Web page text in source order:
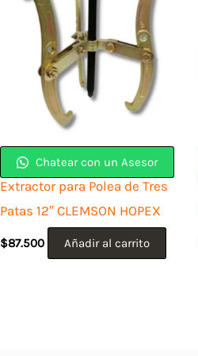
Chatear con un Asesor
Extractor para Polea de Tres
Patas 12″ CLEMSON HOPEX
$87.500 Añadir al carrito